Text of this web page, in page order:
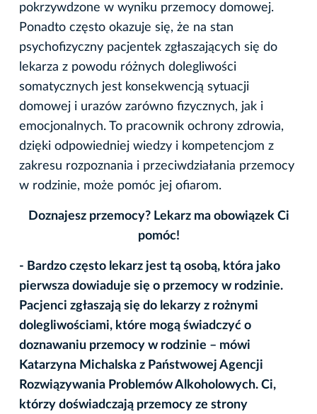
pokrzywdzone w wyniku przemocy domowej.
Ponadto często okazuje się, że na stan
psychofizyczny pacjentek zgłaszających się do
lekarza z powodu różnych dolegliwości
somatycznych jest konsekwencją sytuacji
domowej i urazów zarówno fizycznych, jak i
emocjonalnych. To pracownik ochrony zdrowia,
dzięki odpowiedniej wiedzy i kompetencjom z
zakresu rozpoznania i przeciwdziałania przemocy
w rodzinie, może pomóc jej ofiarom.
Doznajesz przemocy? Lekarz ma obowiązek Ci
pomóc!
- Bardzo często lekarz jest tą osobą, która jako
pierwsza dowiaduje się o przemocy w rodzinie.
Pacjenci zgłaszają się do lekarzy z rożnymi
dolegliwościami, które mogą świadczyć o
doznawaniu przemocy w rodzinie – mówi
Katarzyna Michalska z Państwowej Agencji
Rozwiązywania Problemów Alkoholowych. Ci,
którzy doświadczają przemocy ze strony